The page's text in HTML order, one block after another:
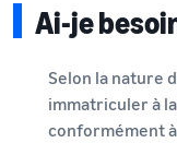
Ai-je
Selon la nature
immatriculer à
conformément